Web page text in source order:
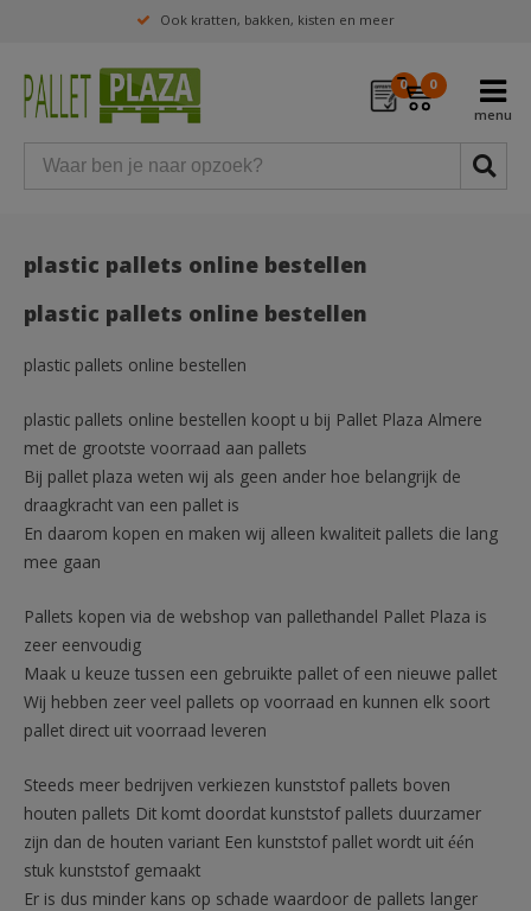
Veel mogelijk qua producten op maat
0 0
plastic pallets online bestellen
plastic pallets online bestellen
plastic pallets online bestellen
plastic pallets online bestellen koopt u bij Pallet Plaza Almere
met de grootste voorraad aan pallets
Bij pallet plaza weten wij als geen ander hoe belangrijk de
draagkracht van een pallet is
En daarom kopen en maken wij alleen kwaliteit pallets die lang
mee gaan
Pallets kopen via de webshop van pallethandel Pallet Plaza is
zeer eenvoudig
Maak u keuze tussen een gebruikte pallet of een nieuwe pallet
Wij hebben zeer veel pallets op voorraad en kunnen elk soort
pallet direct uit voorraad leveren
Steeds meer bedrijven verkiezen kunststof pallets boven
houten pallets Dit komt doordat kunststof pallets duurzamer
zijn dan de houten variant Een kunststof pallet wordt uit één
stuk kunststof gemaakt
Er is dus minder kans op schade waardoor de pallets langer